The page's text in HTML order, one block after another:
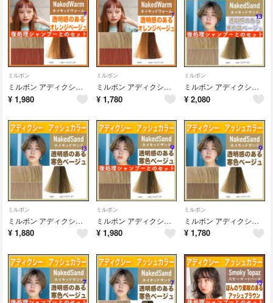
ミルボン
ミルボン アディクシー⑦オレンジベージュとシャンプー【ブリーチとセットで5%割引
¥ 1,980
ミルボン
ミルボン アディクシー ⑦オレンジベージュ 【ブリーチとセットで5%割引き
¥ 1,780
ミルボン
ミルボン アディクシー ⑬ミルクティーとシャンプー【ブリーチとセットで5%割引き
¥ 2,080
ミルボン
ミルボン アディクシー⑬アッシュベージュ ミルクティー【ブリーチとセットで5%割
¥ 1,880
ミルボン
ミルボン アディクシー ⑨ミルクティーとシャンプー【ブリーチとセットで5%割引き
¥ 1,980
ミルボン
ミルボン アディクシー⑨アッシュベージュ ミルクティー【ブリーチとセットで5%割
¥ 1,780